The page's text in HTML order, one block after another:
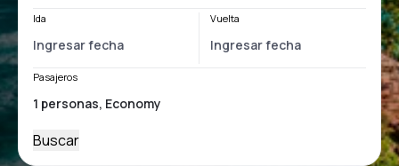
Ida Vuelta
Pasajeros
Buscar